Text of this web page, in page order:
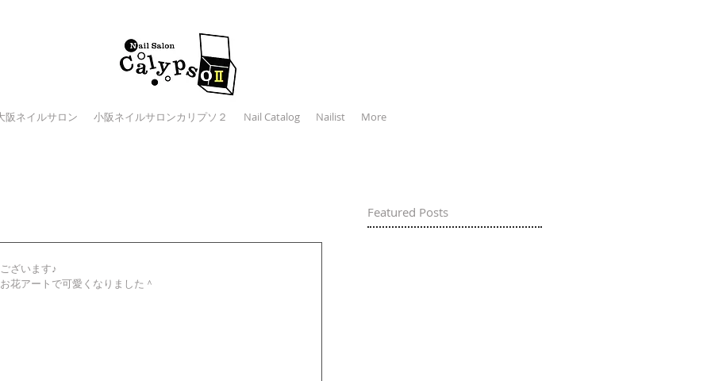
阪ネイルサロン 小阪ネイルサロンカリプソ２ Nail Catalog Nailist More
Featured Posts
ざいます♪
花アートで可愛くなりました＾